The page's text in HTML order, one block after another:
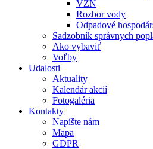
VZN
Rozbor vody
Odpadové
Sadzobník správnych
Ako vybaviť
Voľby
Udalosti
Aktuality
Kalendár akcií
Fotogaléria
Kontakty
Napíšte nám
Mapa
GDPR